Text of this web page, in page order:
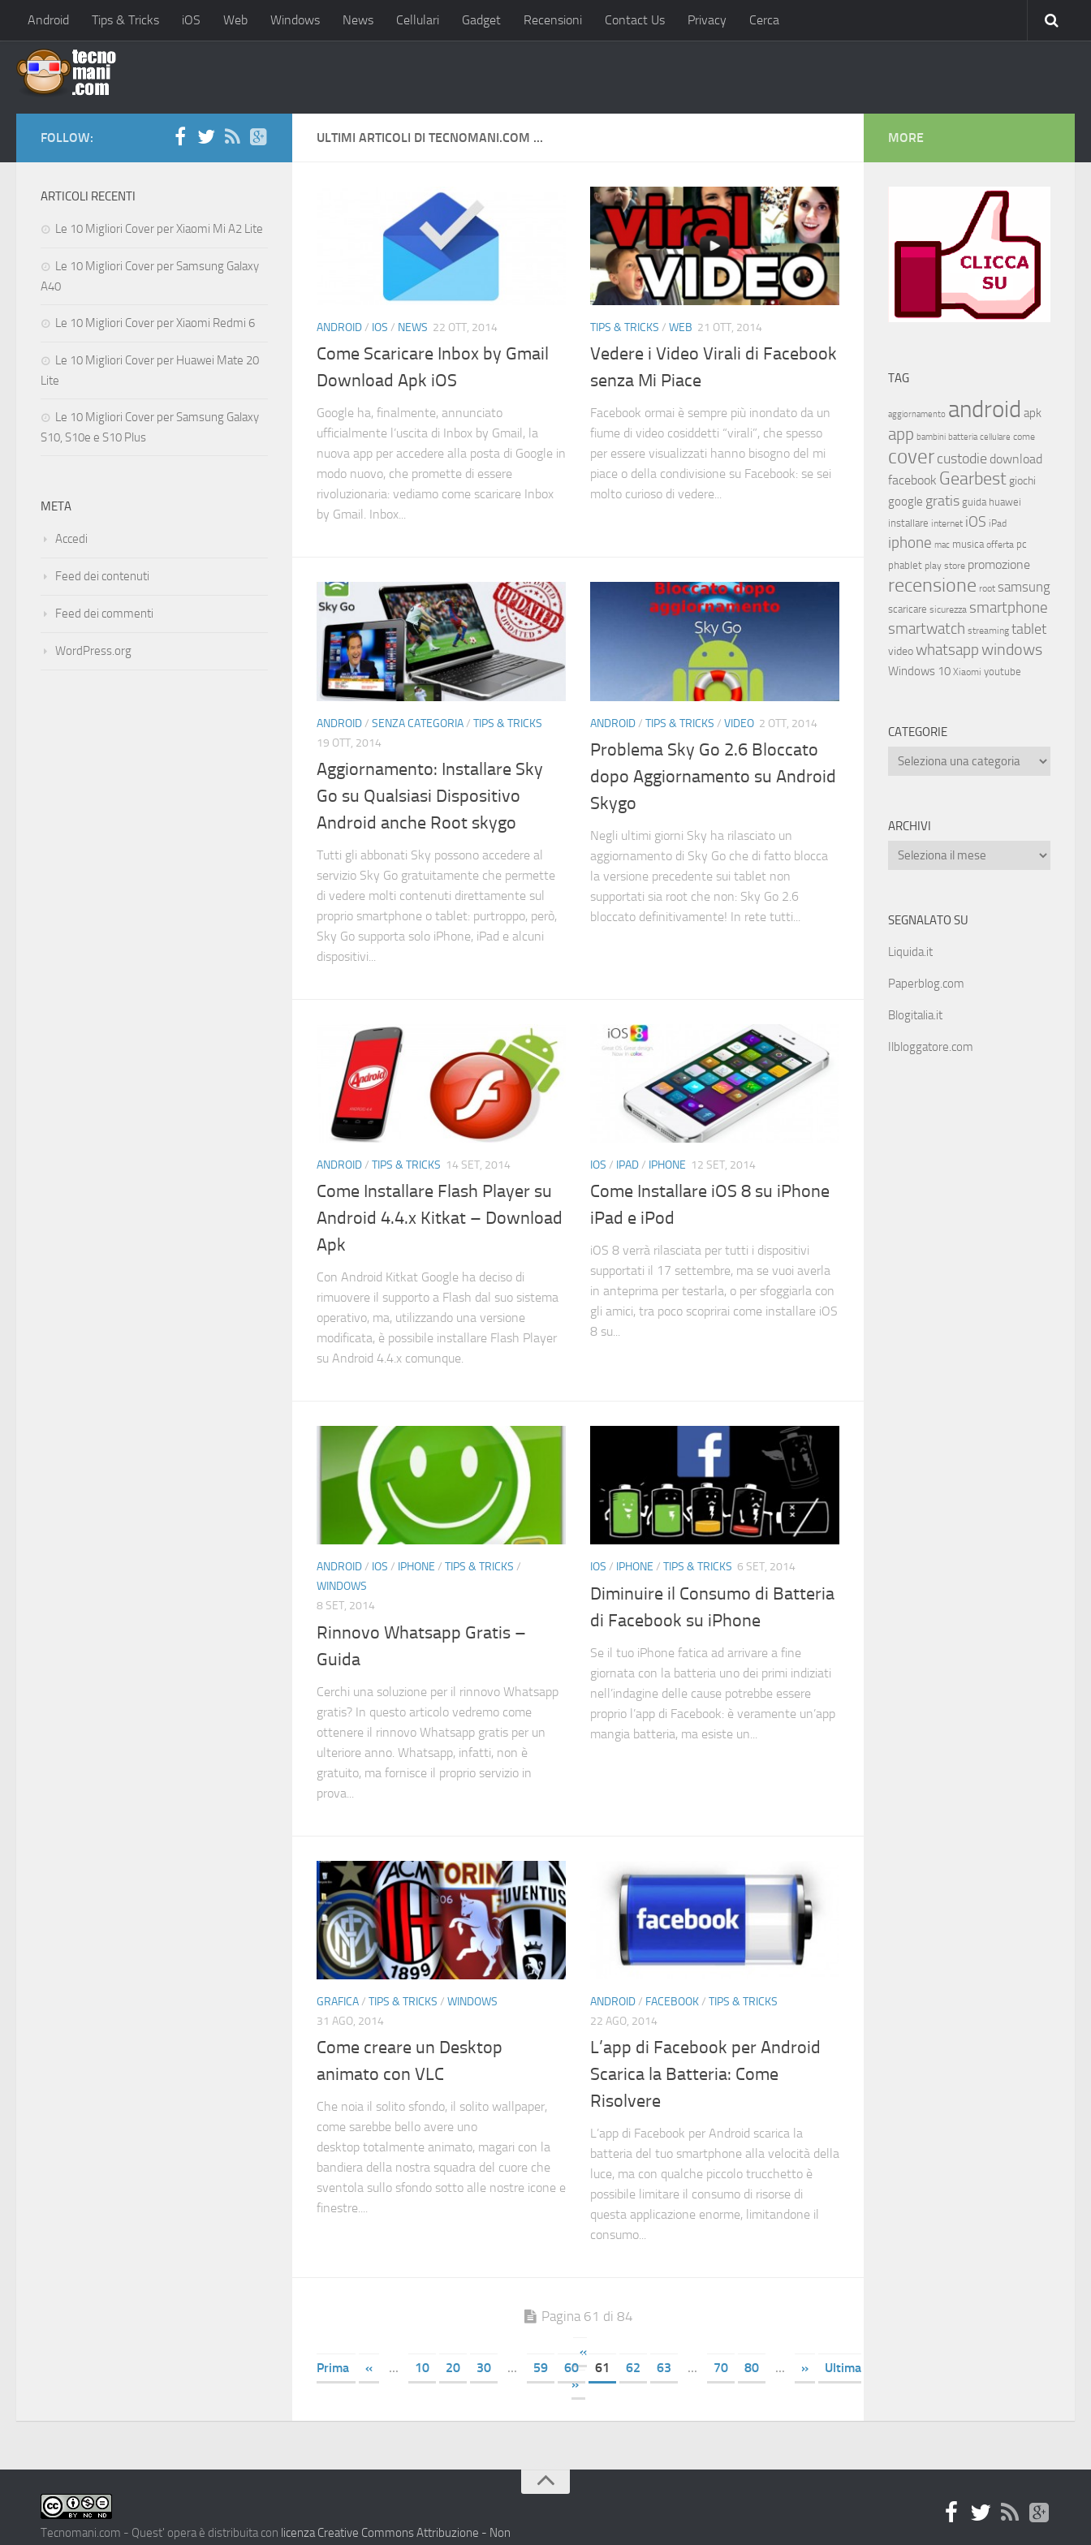
Android Tips & Tricks iOS Web Windows News Cellulari Gadget Recensioni Contact Us Privacy Cerca
ULTIMI ARTICOLI DI TECNOMANI.COM ...
ANDROID/ IOS / NEWS 22 OTT, 2014
Come Scaricare Inbox by Gmail
Download Apk iOS
Google ha, finalmente, annunciato
ufficialmente l’uscita di Inbox by Gmail, la
nuova app per accedere alla posta di Google in
modo nuovo, che promette di essere
rivoluzionaria: vediamo come scaricare Inbox
by Gmail. Inbox...
TIPS & TRICKS / WEB 21 OTT, 2014
Vedere i Video Virali di Facebook
senza Mi Piace
Facebook ormai è sempre più inondato da un
fiume di video cosiddetti “virali”, che spesso
per essere visualizzati hanno bisogno del mi
piace o della condivisione su Facebook: se sei
molto curioso di vedere...
ANDROID/ SENZA CATEGORIA/ TIPS & TRICKS
19 OTT, 2014
Aggiornamento: Installare Sky
Go su Qualsiasi Dispositivo
Android anche Root skygo
Tutti gli abbonati Sky possono accedere al
servizio Sky Go gratuitamente che permette
di vedere molti contenuti direttamente sul
proprio smartphone o tablet: purtroppo, però,
Sky Go supporta solo iPhone, iPad e alcuni
dispositivi...
ANDROID/ TIPS & TRICKS / VIDEO 2 OTT, 2014
Problema Sky Go 2.6 Bloccato
dopo Aggiornamento su Android
Skygo
Negli ultimi giorni Sky ha rilasciato un
aggiornamento di Sky Go che di fatto blocca
la versione precedente sui tablet non
supportati sia root che non: Sky Go 2.6
bloccato definitivamente! In rete tutti...
ANDROID/ TIPS & TRICKS 14 SET, 2014
Come Installare Flash Player su
Android 4.4.x Kitkat – Download
Apk
Con Android Kitkat Google ha deciso di
rimuovere il supporto a Flash dal suo sistema
operativo, ma, utilizzando una versione
modificata, è possibile installare Flash Player
su Android 4.4.x comunque.
IOS / IPAD/ IPHONE 12 SET, 2014
Come Installare iOS 8 su iPhone
iPad e iPod
iOS 8 verrà rilasciata per tutti i dispositivi
supportati il 17 settembre, ma se vuoi averla
in anteprima per testarla, o per sfoggiarla con
gli amici, tra poco scoprirai come installare iOS
8 su...
ANDROID/ IOS / IPHONE / TIPS & TRICKS /
WINDOWS
8 SET, 2014
Rinnovo Whatsapp Gratis –
Guida
Cerchi una soluzione per il rinnovo Whatsapp
gratis? In questo articolo vedremo come
ottenere il rinnovo Whatsapp gratis per un
ulteriore anno. Whatsapp, infatti, non è
gratuito, ma fornisce il proprio servizio in
prova...
IOS / IPHONE / TIPS & TRICKS 6 SET, 2014
Diminuire il Consumo di Batteria
di Facebook su iPhone
Se il tuo iPhone fatica ad arrivare a fine
giornata con la batteria uno dei primi indiziati
nell’indagine delle cause potrebbe essere
proprio l’app di Facebook: è veramente un’app
mangia batteria, ma esiste un...
GRAFICA/ TIPS & TRICKS / WINDOWS
31 AGO, 2014
Come creare un Desktop
animato con VLC
Che noia il solito sfondo, il solito wallpaper,
come sarebbe bello avere uno
desktop totalmente animato, magari con la
bandiera della nostra squadra del cuore che
sventola sullo sfondo sotto alle nostre icone e
finestre....
ANDROID/ FACEBOOK/ TIPS & TRICKS
22 AGO, 2014
L’app di Facebook per Android
Scarica la Batteria: Come
Risolvere
L’app di Facebook per Android scarica la
batteria del tuo smartphone alla velocità della
luce, ma con qualche piccolo trucchetto è
possibile limitare il consumo di risorse di
questa applicazione enorme, limitandone il
consumo...
Pagina 61 di 84
«
Prima
« ... 10 20 30 ... 59 60 61 62 63 ... 70 80 ... »
Ultima
»
FOLLOW:
ARTICOLI RECENTI
Le 10 Migliori Cover per Xiaomi Mi A2 Lite
Le 10 Migliori Cover per Samsung Galaxy
A40
Le 10 Migliori Cover per Xiaomi Redmi 6
Le 10 Migliori Cover per Huawei Mate 20
Lite
Le 10 Migliori Cover per Samsung Galaxy
S10, S10e e S10 Plus
META
Accedi
Feed dei contenuti
Feed dei commenti
WordPress.org
MORE
TAG
aggiornamento android apk
app bambini batteria cellulare come
covercustodie download
facebook Gearbest giochi
google gratis guida huawei
installare internet iOS iPad
iphone mac musica offerta pc
phablet play store promozione
recensione root samsung
scaricare sicurezza smartphone
smartwatch streaming tablet
videowhatsappwindows
Windows 10 Xiaomi youtube
CATEGORIE
ARCHIVI
SEGNALATO SU
Liquida.it
Paperblog.com
Blogitalia.it
Ilbloggatore.com
Tecnomani.com - Quest' opera è distribuita con licenza Creative Commons Attribuzione - Non